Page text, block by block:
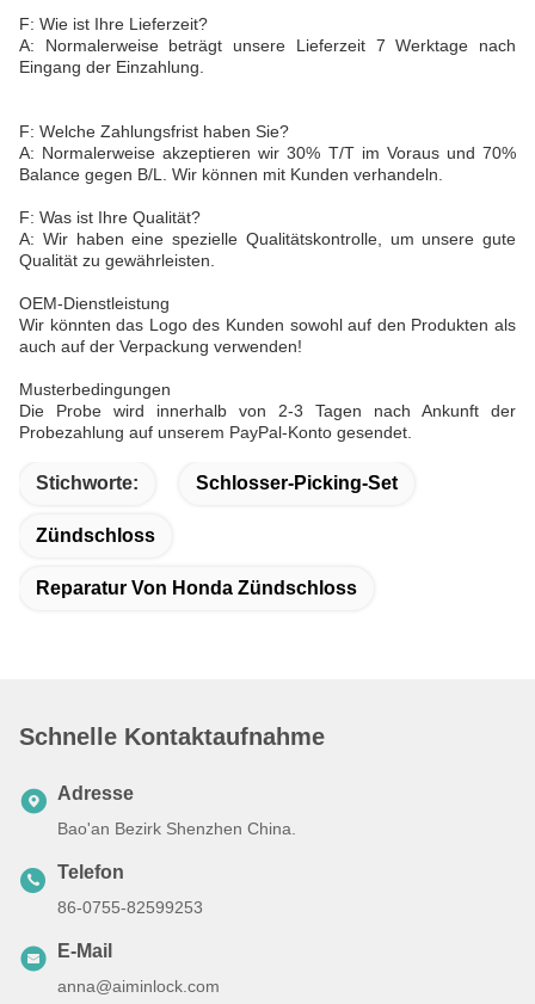
F: Wie ist Ihre Lieferzeit?
A: Normalerweise beträgt unsere Lieferzeit 7 Werktage nach
Eingang der Einzahlung.
F: Welche Zahlungsfrist haben Sie?
A: Normalerweise akzeptieren wir 30% T/T im Voraus und 70%
Balance gegen B/L. Wir können mit Kunden verhandeln.
F: Was ist Ihre Qualität?
A: Wir haben eine spezielle Qualitätskontrolle, um unsere gute
Qualität zu gewährleisten.
OEM-Dienstleistung
Wir könnten das Logo des Kunden sowohl auf den Produkten als
auch auf der Verpackung verwenden!
Musterbedingungen
Die Probe wird innerhalb von 2-3 Tagen nach Ankunft der
Probezahlung auf unserem PayPal-Konto gesendet.
Stichworte: Schlosser-Picking-Set
Zündschloss
Reparatur Von Honda Zündschloss
Schnelle Kontaktaufnahme
Adresse
Bao'an Bezirk Shenzhen China.
Telefon
86-0755-82599253
E-Mail
anna@aiminlock.com